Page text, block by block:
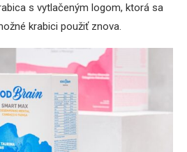
s vytlačeným logom, ktorá sa
krabici použiť znova.